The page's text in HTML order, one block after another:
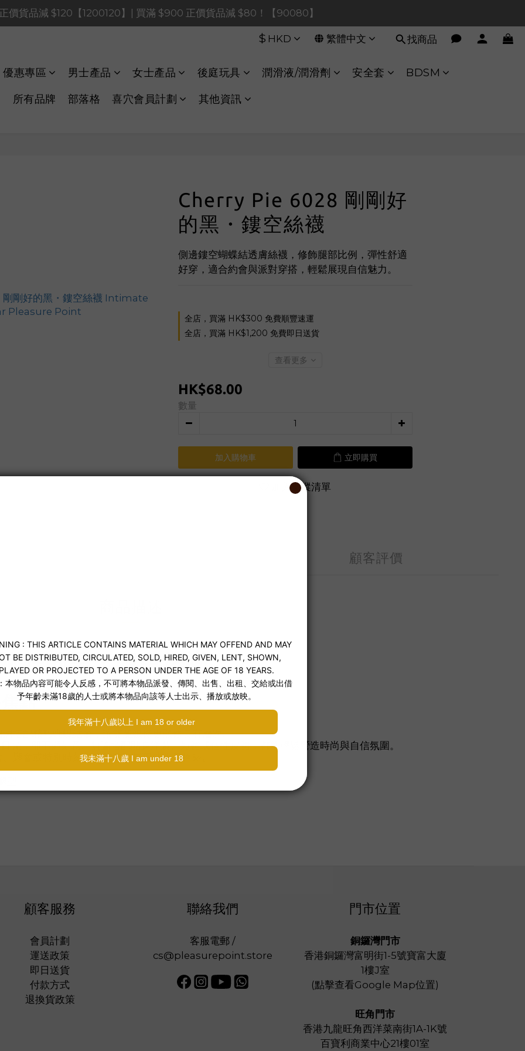
價貨品減 $120【1200120】| 買滿 $900 正價貨品減 $80！【90080】
價貨品減 $120【1200120】| 買滿 $900 正價貨品減 $80！【90080】
正價貨品減 $40【60040】| 買滿 $400 正價貨品減 $20【40020】
Payments FPS將於 2026 年 8 月 9 日（日）凌晨 01:00 至 11:00 暫停交易
價貨品減 $120【1200120】| 買滿 $900 正價貨品減 $80！【90080】
$ HKD 繁體中文 找商品
優惠專區 男士產品 女士產品 後庭玩具 潤滑液/潤滑劑 安全套 BDSM
所有品牌 部落格 喜穴會員計劃 其他資訊
Cherry Pie 6028 剛剛好
的黑・鏤空絲襪
側邊鏤空蝴蝶結透膚絲襪，修飾腿部比例，彈性舒適
好穿，適合約會與派對穿搭，輕鬆展現自信魅力。
全店，買滿 HK$300 免費順豐速運
全店，買滿 HK$1,200 免費即日送貨
查看更多
HK$68.00
數量
加入購物車 立即購買
加入追蹤清單
顧客評價
的黑・鏤空絲襪
點
搭配精巧蝴蝶結🎀，讓雙腿線條更顯修長有層次。
光，卻不顯刻意。無論搭配貼身洋裝、短裙或個性皮裙，都能輕鬆營造時尚與自信氛圍。
聚會或特別時刻，都能自在展現迷人風格💫。
顧客服務
會員計劃
運送政策
即日送貨
付款方式
退換貨政策
聯絡我們
客服電郵 /
cs@pleasurepoint.store
門市位置
銅鑼灣門市
香港銅鑼灣富明街1-5號寶富大廈
1樓J室
(點擊查看Google Map位置)
旺角門市
香港九龍旺角西洋菜南街1A-1K號
百寶利商業中心21樓01室